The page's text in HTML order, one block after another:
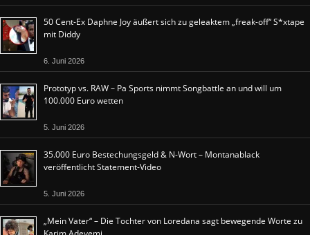
50 Cent-Ex Daphne Joy äußert sich zu geleaktem „freak-off“ S*xtape
mit Diddy
6. Juni 2026
Prototyp vs. RAW – Pa Sports nimmt Songbattle an und will um
100.000 Euro wetten
5. Juni 2026
35.000 Euro Bestechungsgeld & N-Wort – Montanablack
veröffentlicht Statement-Video
5. Juni 2026
„Mein Vater“ – Die Tochter von Loredana sagt bewegende Worte zu